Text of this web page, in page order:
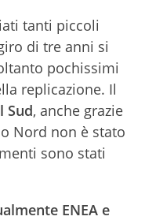
tanti piccoli
di tre anni si
pochissimi
replicazione. Il
Sud, anche grazie
Nord non è stato
sono stati
ENEA e